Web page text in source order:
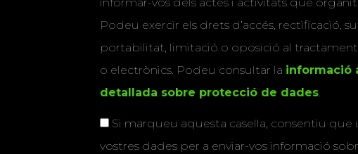
Podeu exercir els drets d’accés, rectificació,
portabilitat, limitació o oposició al
o electrònics. Podeu consultar la informació
detallada sobre protecció de dades.
Si marqueu aquesta casella, consentiu que
vostres dades per a enviar-vos informació